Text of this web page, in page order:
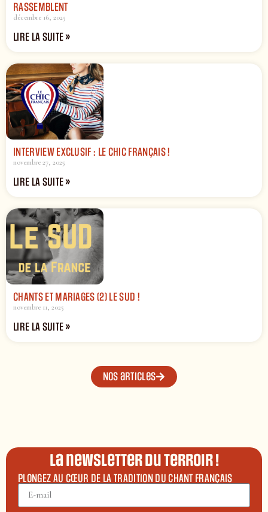
RASSEMBLENT
décembre 16, 2025
LIRE LA SUITE »
INTERVIEW EXCLUSIF : LE CHIC FRANÇAIS !
novembre 27, 2025
LIRE LA SUITE »
CHANTS ET MARIAGES (2) LE SUD !
novembre 11, 2025
LIRE LA SUITE »
Nos articles
La newsletter du terroir !
PLONGEZ AU CŒUR DE LA TRADITION DU CHANT FRANÇAIS